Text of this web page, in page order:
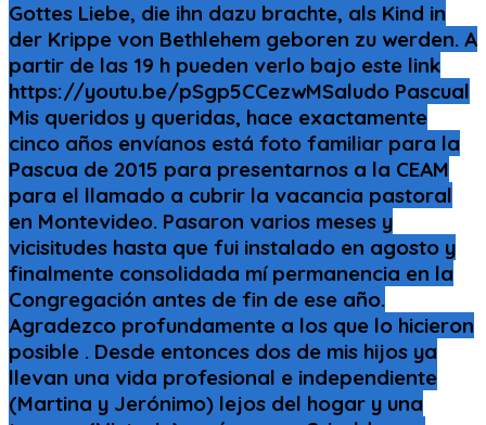
Gottes Liebe, die ihn dazu brachte, als Kind in
der Krippe von Bethlehem geboren zu werden. A
partir de las 19 h pueden verlo bajo este link
https://youtu.be/pSgp5CCezwMSaludo Pascual
Mis queridos y queridas, hace exactamente
cinco años envíanos está foto familiar para la
Pascua de 2015 para presentarnos a la CEAM
para el llamado a cubrir la vacancia pastoral
en Montevideo. Pasaron varios meses y
vicisitudes hasta que fui instalado en agosto y
finalmente consolidada mí permanencia en la
Congregación antes de fin de ese año.
Agradezco profundamente a los que lo hicieron
posible . Desde entonces dos de mis hijos ya
llevan una vida profesional e independiente
(Martina y Jerónimo) lejos del hogar y una